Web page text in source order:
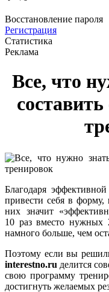
Восстановление пароля
Регистрация
Статистика
Реклама
Все, что
Благодаря
привести себя в
них значит
10 раз вместо нужных
намного больше, чем
Поэтому если вы
interestno.ru делится
свою программу
достигнуть желаемых